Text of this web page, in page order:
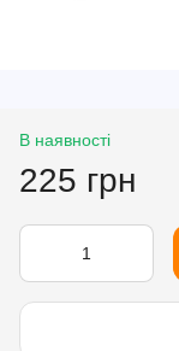
В наявності
225 грн